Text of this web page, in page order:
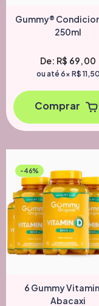
Gummy®
250ml
De: R$ 69,00
ou até 6x R$ 11,50
Comprar
-46%
6 Gummy
Abacaxi